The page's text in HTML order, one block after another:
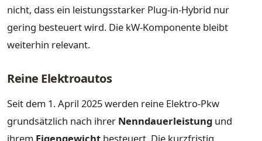
nicht, dass ein leistungsstarker Plug-in-Hybrid nur
gering besteuert wird. Die kW-Komponente bleibt
weiterhin relevant.
Reine Elektroautos
Seit dem 1. April 2025 werden reine Elektro-Pkw
grundsätzlich nach ihrer Nenndauerleistung und